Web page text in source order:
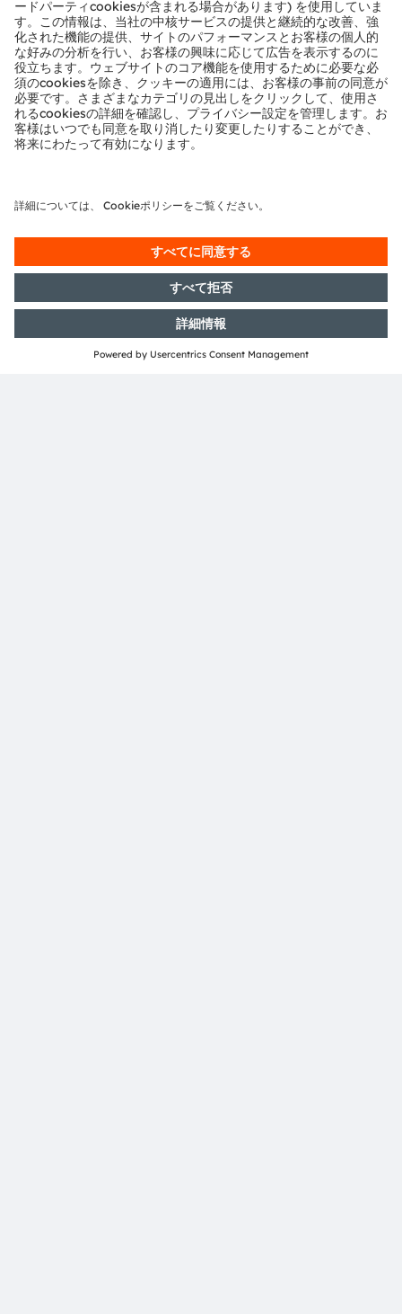
osram.com/ja
amsはams-OSRAM AGの登録商標です。また、当社製品
およびサービスの多くはams OSRAM Groupの商標また
は登録商標です。ここで記載されるその他全ての企業名お
よび製品名は、各所有者の商標または登録商標である場合
があります。
>Twitter
>LinkedIn >Facebook >YouTube